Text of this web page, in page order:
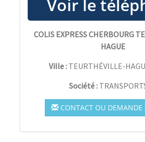
COLIS EXPRESS CHERBOURG
HAGUE
Ville : TEURTHÉVILLE-
Société :
CONTACT OU DEMANDE